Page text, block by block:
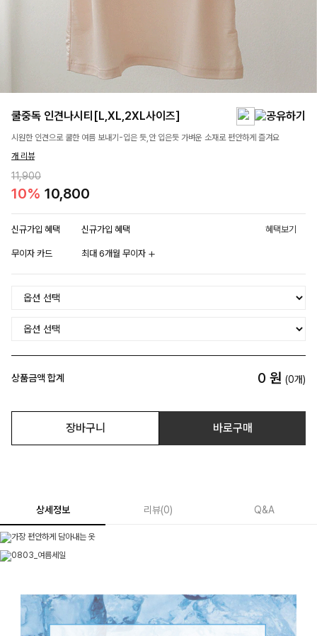
쿨중독 인견나시티[L,XL,2XL사이즈]
시원한 인견으로 쿨한 여름 보내기-입은 듯,안 입은듯 가벼운 소재로 편안하게 즐겨요
개 리뷰
11,900
10% 10,800
신규가입 혜택 신규가입 혜택 혜택보기
무이자 카드 최대 6개월 무이자
상품금액 합계 0 원 (0개)
장바구니 바로구매
상세정보 리뷰(0) Q&A